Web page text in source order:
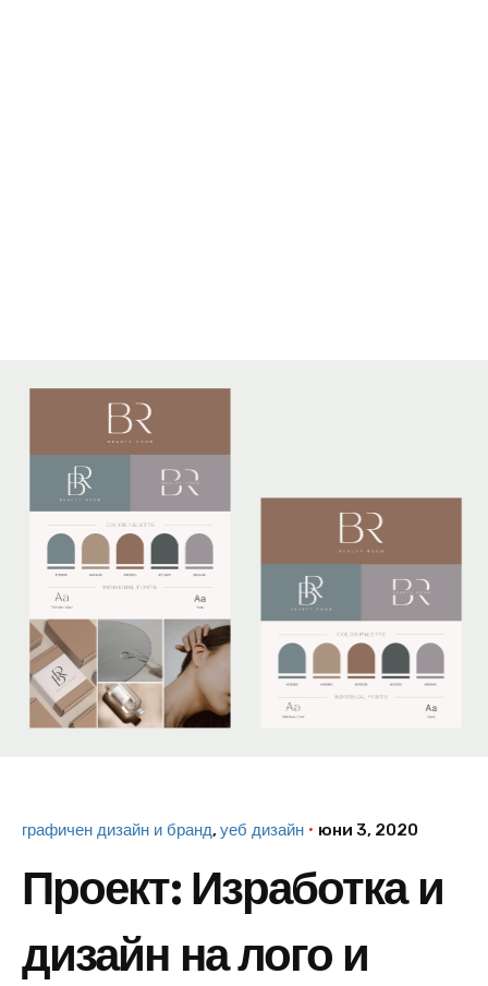
графичен дизайн и бранд уеб дизайн юни 3, 2020
Проект: Изработка и
дизайн на лого и